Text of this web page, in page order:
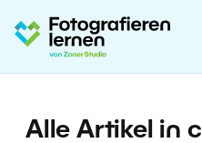
Alle Artikel in